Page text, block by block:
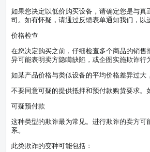
如果您决定以低价购买设备，请确定您是与
司。如有怀疑，请通过反馈表单通知我们，以
价格检查
在您决定购买之前，仔细检查多个商品的销
异可能表明卖方隐瞒缺陷，或企图实施欺诈行
如某产品价格与类似设备的平均价格差异过大
不要同意可疑的提供抵押和预付款购货要求。
可疑预付款
这种类型的欺诈最为常见。进行欺诈的卖方
系。
此类欺诈的变种可能包括：